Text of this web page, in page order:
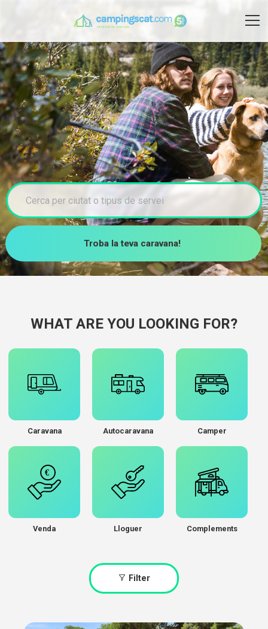
Troba la teva caravana!
WHAT ARE YOU LOOKING FOR?
Caravana Autocaravana Camper
Venda Lloguer Complements
Filter